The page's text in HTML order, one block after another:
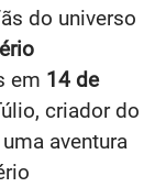
do universo
em 14 de
criador do
aventura